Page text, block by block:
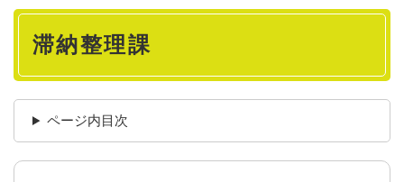
本
滞納整理課
ページ内目次